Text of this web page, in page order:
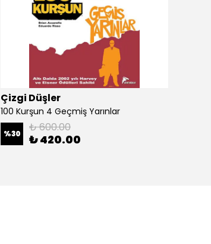
Çizgi Düşler
100 Kurşun 4 Geçmiş Yarınlar
%30 ₺ 600.00
₺ 420.00